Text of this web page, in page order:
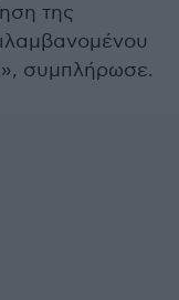
της
συμπλήρωσε.